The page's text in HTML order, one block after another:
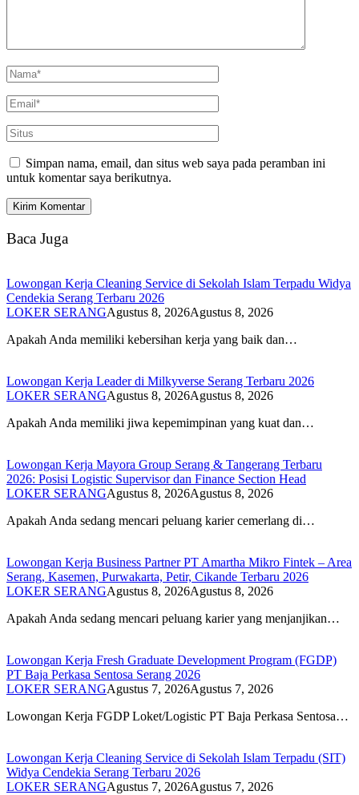
Simpan nama, email, dan situs web saya pada peramban ini
untuk komentar saya berikutnya.
Baca Juga
Lowongan Kerja Cleaning Service di Sekolah Islam Terpadu Widya
Cendekia Serang Terbaru 2026
LOKER SERANGAgustus 8, 2026Agustus 8, 2026
Apakah Anda memiliki kebersihan kerja yang baik dan…
Lowongan Kerja Leader di Milkyverse Serang Terbaru 2026
LOKER SERANGAgustus 8, 2026Agustus 8, 2026
Apakah Anda memiliki jiwa kepemimpinan yang kuat dan…
Lowongan Kerja Mayora Group Serang & Tangerang Terbaru
2026: Posisi Logistic Supervisor dan Finance Section Head
LOKER SERANGAgustus 8, 2026Agustus 8, 2026
Apakah Anda sedang mencari peluang karier cemerlang di…
Lowongan Kerja Business Partner PT Amartha Mikro Fintek – Area
Serang, Kasemen, Purwakarta, Petir, Cikande Terbaru 2026
LOKER SERANGAgustus 8, 2026Agustus 8, 2026
Apakah Anda sedang mencari peluang karier yang menjanjikan…
Lowongan Kerja Fresh Graduate Development Program (FGDP)
PT Baja Perkasa Sentosa Serang 2026
LOKER SERANGAgustus 7, 2026Agustus 7, 2026
Lowongan Kerja FGDP Loket/Logistic PT Baja Perkasa Sentosa…
Lowongan Kerja Cleaning Service di Sekolah Islam Terpadu (SIT)
Widya Cendekia Serang Terbaru 2026
LOKER SERANGAgustus 7, 2026Agustus 7, 2026